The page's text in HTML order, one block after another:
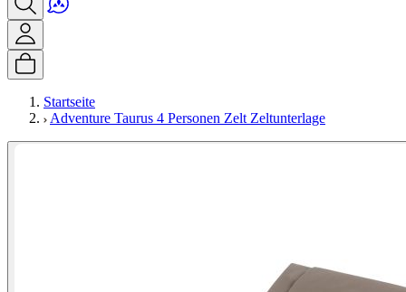
Startseite
Adventure Taurus 4 Personen Zelt Zeltunterlage